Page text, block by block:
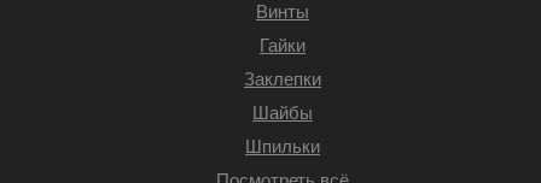
Винты
Гайки
Заклепки
Шайбы
Шпильки